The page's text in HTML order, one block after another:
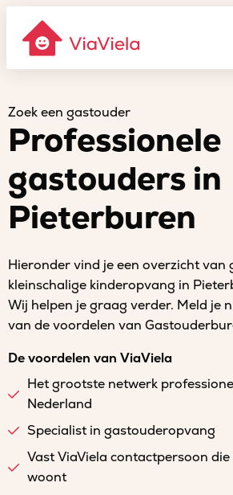
Zoek een gastouder
Professionele
gastouders in
Pieterburen
Hieronder vind je een overzicht van
kleinschalige kinderopvang in
Wij helpen je graag verder. Meld je
van de voordelen van
De voordelen van ViaViela
Het grootste netwerk
Nederland
Specialist in gastouderopvang
Vast ViaViela contactpersoon
woont